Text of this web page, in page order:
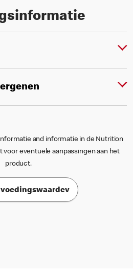
and informatie in de Nutrition
voor eventuele aanpassingen aan het
product.
voedingswaardev